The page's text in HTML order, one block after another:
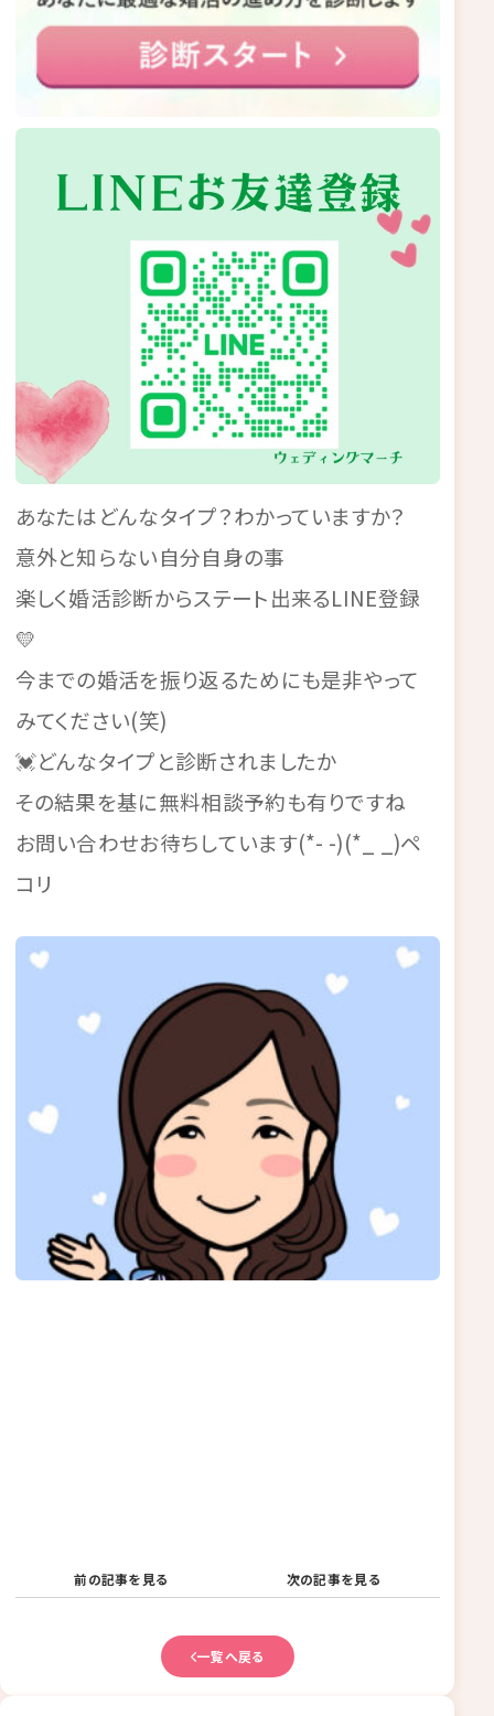
あなたはどんなタイプ？わかっていますか？
意外と知らない自分自身の事
楽しく婚活診断からステート出来るLINE登録
💛
今までの婚活を振り返るためにも是非やって
みてください(笑)
💓どんなタイプと診断されましたか
その結果を基に無料相談予約も有りですね
お問い合わせお待ちしています(*- -)(*_ _)ペ
コリ
前の記事を見る 次の記事を見る
一覧へ戻る